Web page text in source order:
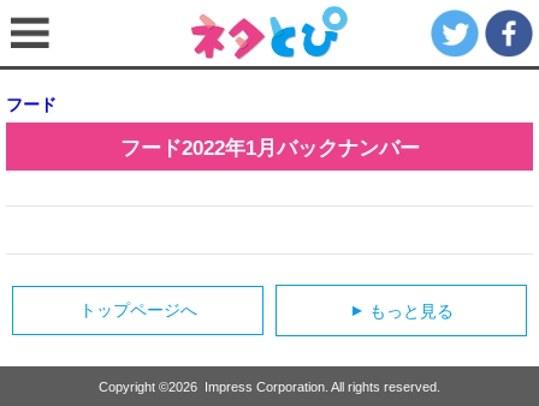
フード
フード2022年1月バックナンバー
トップページへ ▲ もっと見る
Copyright ©2026 Impress Corporation. All rights reserved.